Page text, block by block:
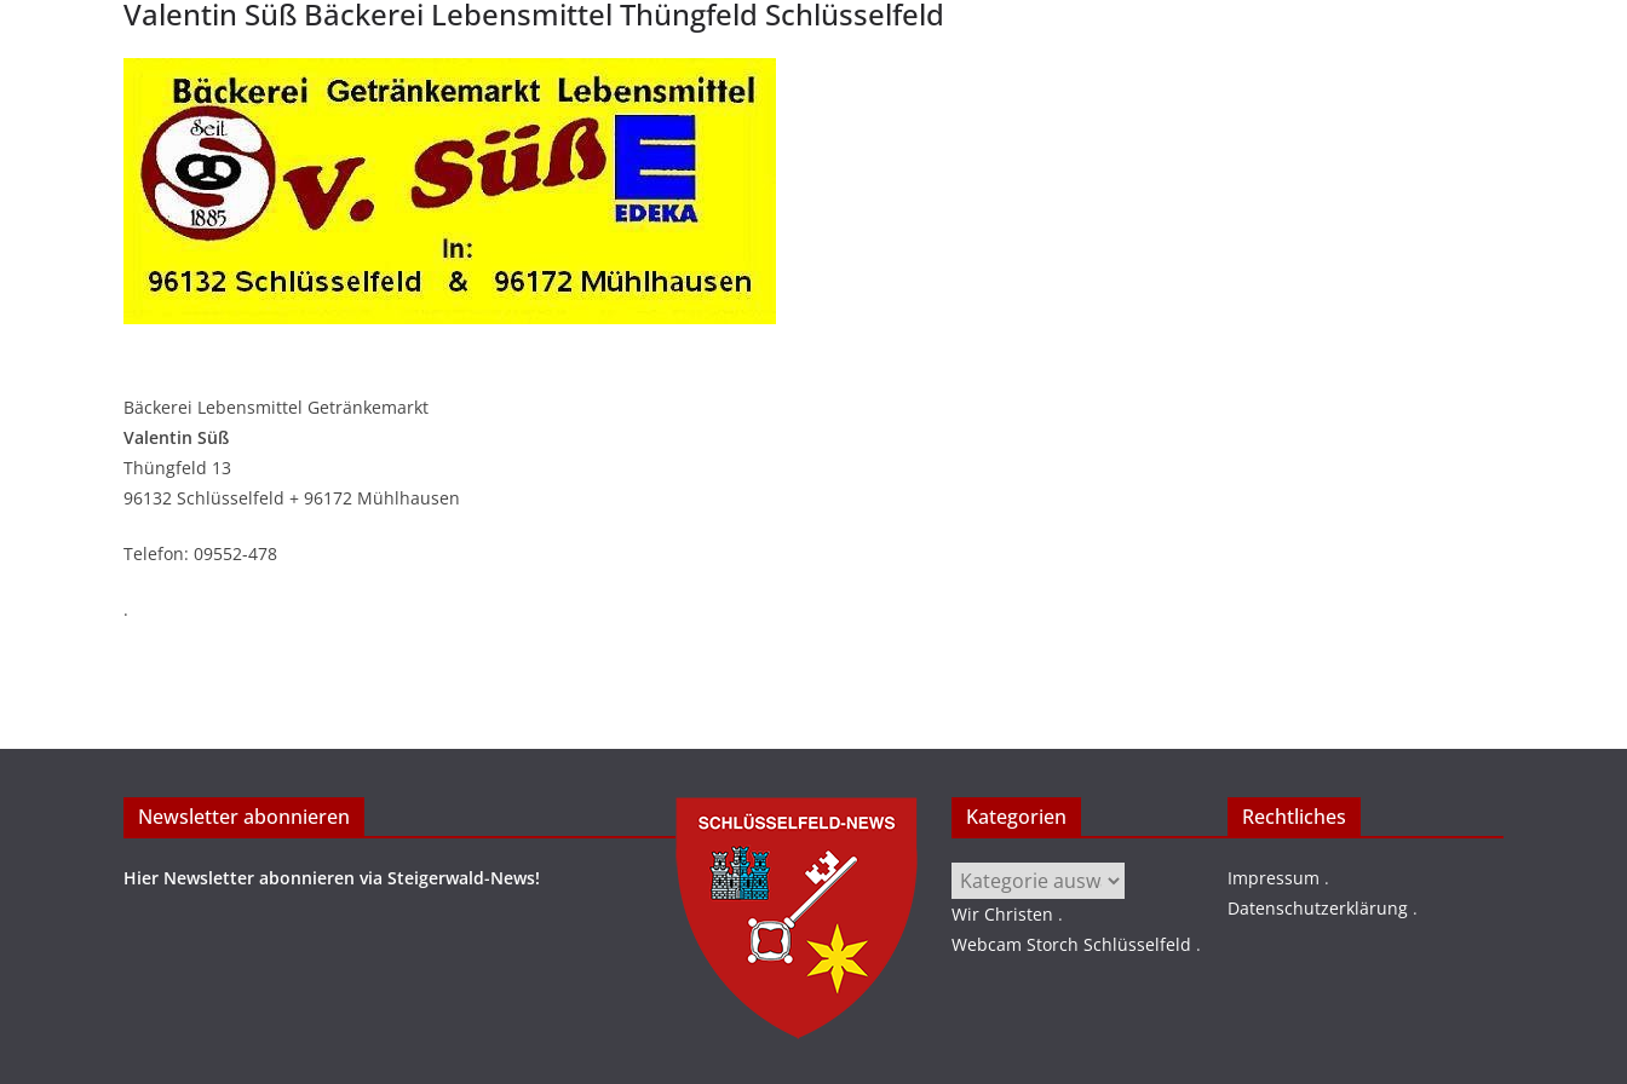
Valentin Süß Bäckerei Lebensmittel Thüngfeld Schlüsselfeld
Bäckerei Lebensmittel Getränkemarkt
Valentin Süß
Thüngfeld 13
96132 Schlüsselfeld + 96172 Mühlhausen
Telefon: 09552-478
.
Newsletter abonnieren
Hier Newsletter abonnieren via Steigerwald-News!
Kategorien
Kategorien
Wir Christen .
Webcam Storch Schlüsselfeld .
Rechtliches
Impressum .
Datenschutzerklärung .